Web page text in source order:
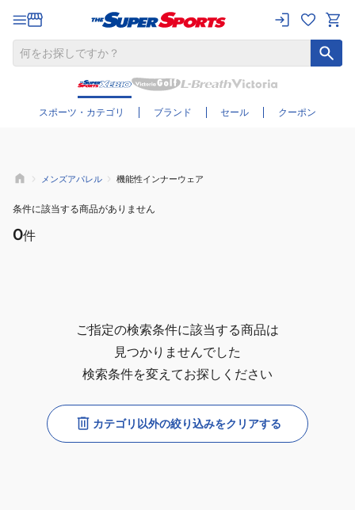
スポーツ・カテゴリ ブランド セール クーポン
さらに絞り込む
メンズアパレル 機能性インナーウェア
条件に該当する商品がありません
0件
ご指定の検索条件に該当する商品は
見つかりませんでした
検索条件を変えてお探しください
カテゴリ以外の絞り込みをクリアする